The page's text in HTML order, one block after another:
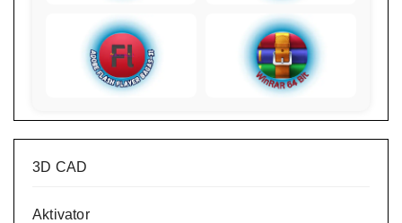
3D CAD
Aktivator